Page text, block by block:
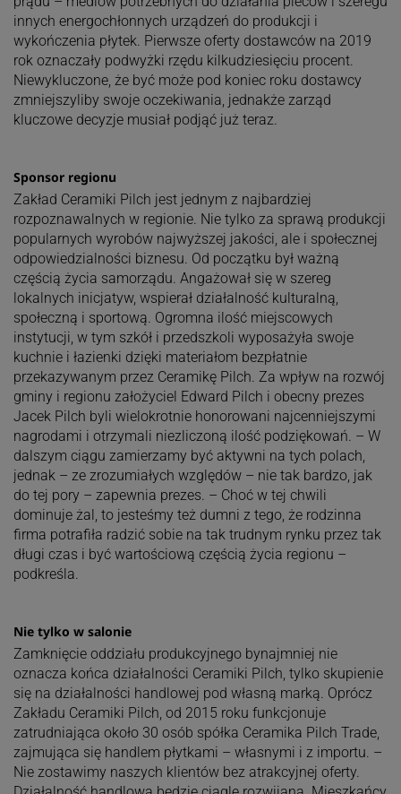
innych energochłonnych urządzeń do produkcji i
wykończenia płytek. Pierwsze oferty dostawców na 2019
rok oznaczały podwyżki rzędu kilkudziesięciu procent.
Niewykluczone, że być może pod koniec roku dostawcy
zmniejszyliby swoje oczekiwania, jednakże zarząd
kluczowe decyzje musiał podjąć już teraz.
Sponsor regionu
Zakład Ceramiki Pilch jest jednym z najbardziej
rozpoznawalnych w regionie. Nie tylko za sprawą produkcji
popularnych wyrobów najwyższej jakości, ale i społecznej
odpowiedzialności biznesu. Od początku był ważną
częścią życia samorządu. Angażował się w szereg
lokalnych inicjatyw, wspierał działalność kulturalną,
społeczną i sportową. Ogromna ilość miejscowych
instytucji, w tym szkół i przedszkoli wyposażyła swoje
kuchnie i łazienki dzięki materiałom bezpłatnie
przekazywanym przez Ceramikę Pilch. Za wpływ na rozwój
gminy i regionu założyciel Edward Pilch i obecny prezes
Jacek Pilch byli wielokrotnie honorowani najcenniejszymi
nagrodami i otrzymali niezliczoną ilość podziękowań. – W
dalszym ciągu zamierzamy być aktywni na tych polach,
jednak – ze zrozumiałych względów – nie tak bardzo, jak
do tej pory – zapewnia prezes. – Choć w tej chwili
dominuje żal, to jesteśmy też dumni z tego, że rodzinna
firma potrafiła radzić sobie na tak trudnym rynku przez tak
długi czas i być wartościową częścią życia regionu –
podkreśla.
Nie tylko w salonie
Zamknięcie oddziału produkcyjnego bynajmniej nie
oznacza końca działalności Ceramiki Pilch, tylko skupienie
się na działalności handlowej pod własną marką. Oprócz
Zakładu Ceramiki Pilch, od 2015 roku funkcjonuje
zatrudniająca około 30 osób spółka Ceramika Pilch Trade,
zajmująca się handlem płytkami – własnymi i z importu. –
Nie zostawimy naszych klientów bez atrakcyjnej oferty.